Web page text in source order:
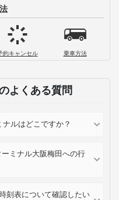
約キャンセル 乗車方法
よくある質問
ルはどこですか？
ミナル大阪梅田への行
刻表について確認したい